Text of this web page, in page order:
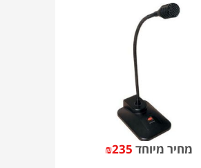
מחיר מיוחד ₪235